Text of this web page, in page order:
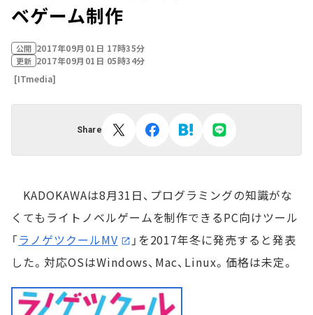
ベゲーム制作
公開 2017年09月01日 17時35分
更新 2017年09月01日 05時34分
[ITmedia]
Share
KADOKAWAは8月31日、プログラミングの知識がな
くてもライトノベルゲームを制作できるPC向けツール
「ラノゲツクールMV
」を2017年冬に発売すると発表
した。対応OSはWindows、Mac、Linux。価格は未定。